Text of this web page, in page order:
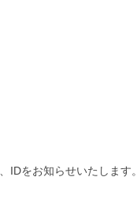
IDをお知らせいたします。